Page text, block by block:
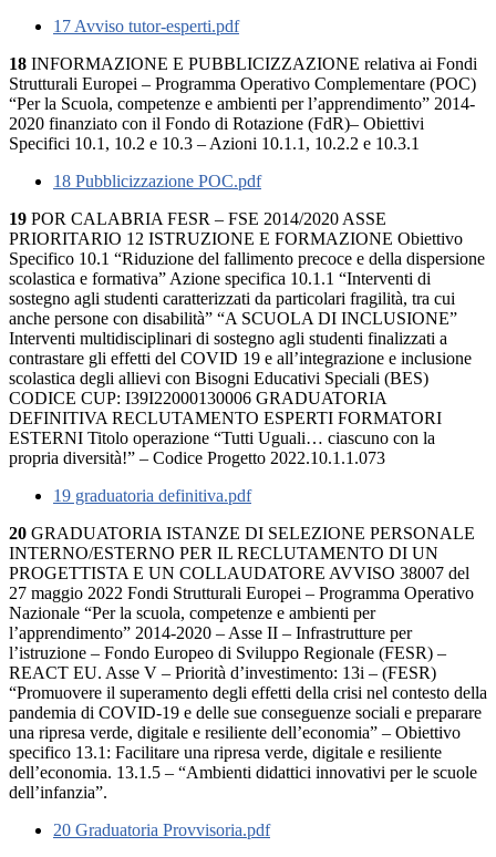
17 Avviso tutor-esperti.pdf
18 INFORMAZIONE E PUBBLICIZZAZIONE relativa ai Fondi
Strutturali Europei – Programma Operativo Complementare (POC)
“Per la Scuola, competenze e ambienti per l’apprendimento” 2014-
2020 finanziato con il Fondo di Rotazione (FdR)– Obiettivi
Specifici 10.1, 10.2 e 10.3 – Azioni 10.1.1, 10.2.2 e 10.3.1
18 Pubblicizzazione POC.pdf
19 POR CALABRIA FESR – FSE 2014/2020 ASSE
PRIORITARIO 12 ISTRUZIONE E FORMAZIONE Obiettivo
Specifico 10.1 “Riduzione del fallimento precoce e della dispersione
scolastica e formativa” Azione specifica 10.1.1 “Interventi di
sostegno agli studenti caratterizzati da particolari fragilità, tra cui
anche persone con disabilità” “A SCUOLA DI INCLUSIONE”
Interventi multidisciplinari di sostegno agli studenti finalizzati a
contrastare gli effetti del COVID 19 e all’integrazione e inclusione
scolastica degli allievi con Bisogni Educativi Speciali (BES)
CODICE CUP: I39I22000130006 GRADUATORIA
DEFINITIVA RECLUTAMENTO ESPERTI FORMATORI
ESTERNI Titolo operazione “Tutti Uguali… ciascuno con la
propria diversità!” – Codice Progetto 2022.10.1.1.073
19 graduatoria definitiva.pdf
20 GRADUATORIA ISTANZE DI SELEZIONE PERSONALE
INTERNO/ESTERNO PER IL RECLUTAMENTO DI UN
PROGETTISTA E UN COLLAUDATORE AVVISO 38007 del
27 maggio 2022 Fondi Strutturali Europei – Programma Operativo
Nazionale “Per la scuola, competenze e ambienti per
l’apprendimento” 2014-2020 – Asse II – Infrastrutture per
l’istruzione – Fondo Europeo di Sviluppo Regionale (FESR) –
REACT EU. Asse V – Priorità d’investimento: 13i – (FESR)
“Promuovere il superamento degli effetti della crisi nel contesto della
pandemia di COVID-19 e delle sue conseguenze sociali e preparare
una ripresa verde, digitale e resiliente dell’economia” – Obiettivo
specifico 13.1: Facilitare una ripresa verde, digitale e resiliente
dell’economia. 13.1.5 – “Ambienti didattici innovativi per le scuole
dell’infanzia”.
20 Graduatoria Provvisoria.pdf